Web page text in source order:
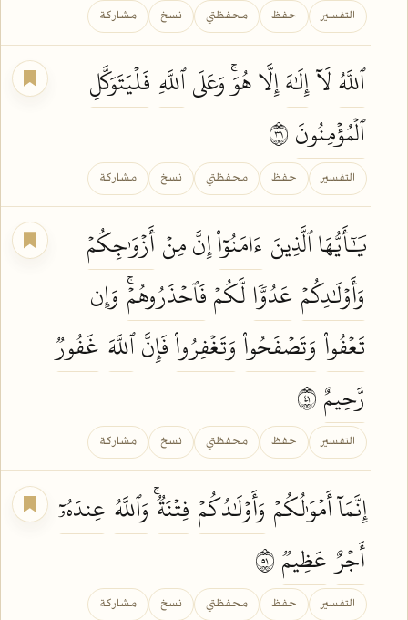
التفسير حفظ محفظتي نسخ مشاركة
ٱللَّهُلَآإِلَٰهَإِلَّا هُوَۚ وَعَلَىٱللَّهِ فَلۡيَتَوَكَّلِ
ٱلۡمُؤۡمِنُونَ
التفسير حفظ محفظتي نسخ مشاركة
يَٰٓأَيُّهَا ٱلَّذِينَ ءَامَنُوٓاْإِنَّ مِنۡأَزۡوَٰجِكُمۡ
وَأَوۡلَٰدِكُمۡ عَدُوّٗا لَّكُمۡفَٱحۡذَرُوهُمۡۚ وَإِن
تَعۡفُواْ وَتَصۡفَحُواْ وَتَغۡفِرُواْفَإِنَّٱللَّهَ غَفُورٞ
رَّحِيمٌ
التفسير حفظ محفظتي نسخ مشاركة
إِنَّمَآ أَمۡوَٰلُكُمۡ وَأَوۡلَٰدُكُمۡ فِتۡنَةٞۚ وَٱللَّهُ عِندَهُۥٓ
أَجۡرٌعَظِيمٞ
التفسير حفظ محفظتي نسخ مشاركة